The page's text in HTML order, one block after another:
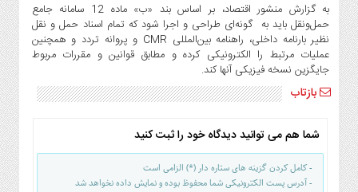
به گزارش منشور اقتصاد، بر اساس بند «ب» ماده 12 سامانه جامع
حمل‌ونقل باید به ‏ گونه‌ای طراحی و اجرا شود که تمام اسناد حمل و نقل
نظیر بارنامه داخلی، راهنامه بین‌المللی CMR و پروانه تردد و همچنین
عملیات مرتبط را الکترونیکی کرده و مطابق قوانین و مقررات مربوط
جایگزین نسخه فیزیکی آن‏ها کند.
بازتاب
شما هم می توانید دیدگاه خود را ثبت کنید
- کامل کردن گزینه های ستاره دار (*) الزامی است
- آدرس پست الکترونیکی شما محفوظ بوده و نمایش داده نخواهد شد